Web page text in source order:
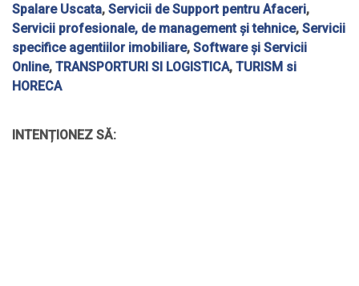
Spalare Uscata, Servicii de Support pentru Afaceri,
Servicii profesionale, de management și tehnice, Servicii
specifice agentiilor imobiliare, Software și Servicii
Online, TRANSPORTURI SI LOGISTICA, TURISM si
HORECA
INTENȚIONEZ SĂ: